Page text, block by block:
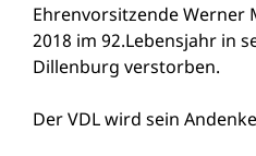
Ehrenvorsitzende Werner
2018 im 92.Lebensjahr in
Dillenburg verstorben.
Der VDL wird sein